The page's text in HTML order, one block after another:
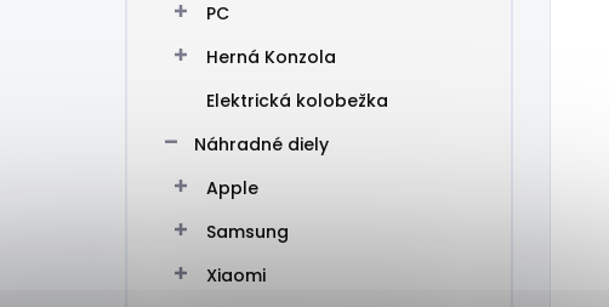
PC
Herná Konzola
Elektrická kolobežka
Náhradné diely
Apple
Samsung
Xiaomi